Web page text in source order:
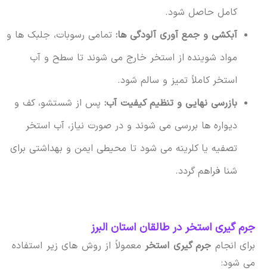
کامل حاصل شود.
آبکشی و جمع آوری آلودگی ها:تمامی رسوبات، جلبک ها و
مواد شوینده از استخر خارج می شوند تا سطح و آب
استخر کاملاً تمیز و سالم شود.
بازرسی نهایی و تنظیم کیفیت آب:پس از شستشو، کف و
دیواره ها بررسی می شوند و در صورت نیاز، آب استخر
تصفیه یا کلرینه می شود تا محیطی ایمن و بهداشتی برای
شنا فراهم گردد.
جرم گیری استخر در طالقان استان البرز
برای انجام جرم گیری استخرمعمولاً از روش های زیر استفاده
می شود: